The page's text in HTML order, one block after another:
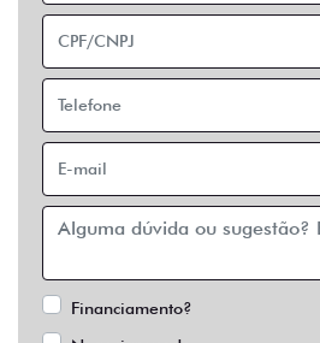
Financiamento?